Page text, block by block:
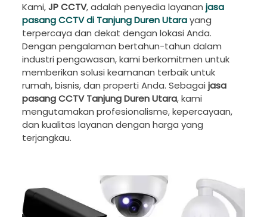
Kami,JP CCTV, adalah penyedia layanan jasa
pasang CCTV di Tanjung Duren Utarayang
terpercaya dan dekat dengan lokasi Anda.
Dengan pengalaman bertahun-tahun dalam
industri pengawasan, kami berkomitmen untuk
memberikan solusi keamanan terbaik untuk
rumah, bisnis, dan properti Anda. Sebagai jasa
pasang CCTV Tanjung Duren Utara, kami
mengutamakan profesionalisme, kepercayaan,
dan kualitas layanan dengan harga yang
terjangkau.